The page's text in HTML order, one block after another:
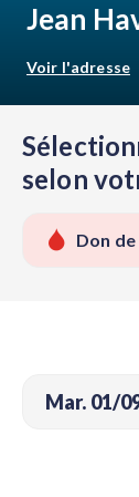
Jean
Voir l'adresse
selon
Don de
Mar. 01/